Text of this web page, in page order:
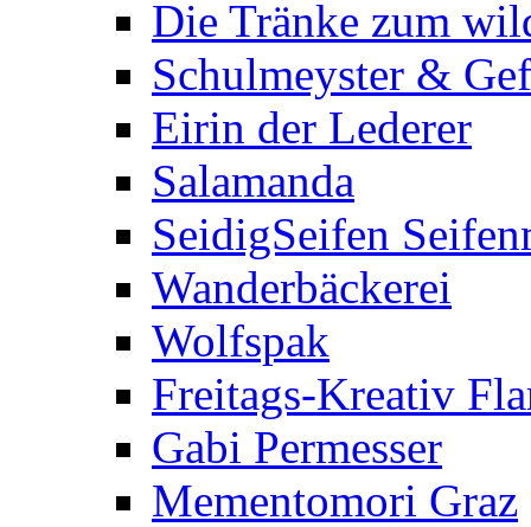
Die Tränke zum
Schulmeyster &
Eirin der Lederer
Salamanda
SeidigSeifen
Wanderbäckerei
Wolfspak
Freitags-Kreativ
Gabi Permesser
Mementomori Graz